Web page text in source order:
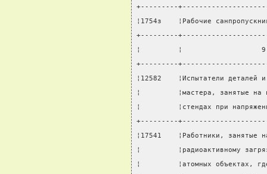
+---------
¦1754з    ¦Рабочие
+---------
¦         ¦                   9.
+---------
¦12582    ¦Испытатели
¦         ¦мастера, занятые на
¦         ¦стендах при
+---------
¦17541    ¦Работники, занятые
¦         ¦радиоактивному
¦         ¦атомных объектах,